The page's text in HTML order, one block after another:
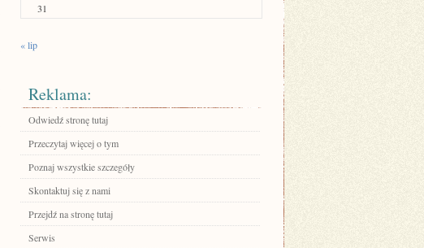
31
« lip
Reklama:
Odwiedź stronę tutaj
Przeczytaj więcej o tym
Poznaj wszystkie szczegóły
Skontaktuj się z nami
Przejdź na stronę tutaj
Serwis